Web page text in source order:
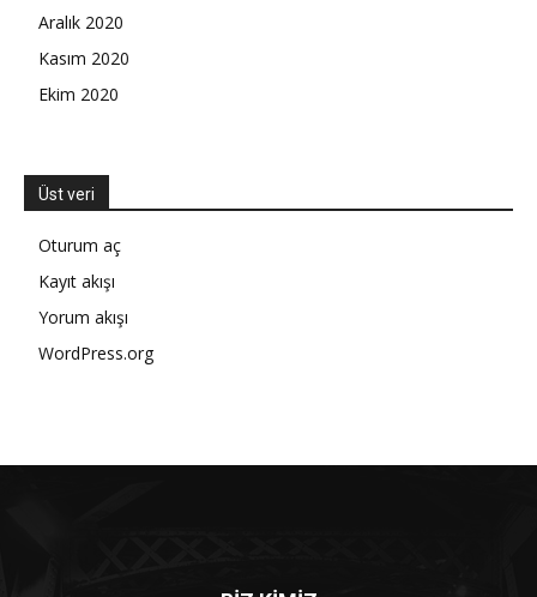
Aralık 2020
Kasım 2020
Ekim 2020
Üst veri
Oturum aç
Kayıt akışı
Yorum akışı
WordPress.org